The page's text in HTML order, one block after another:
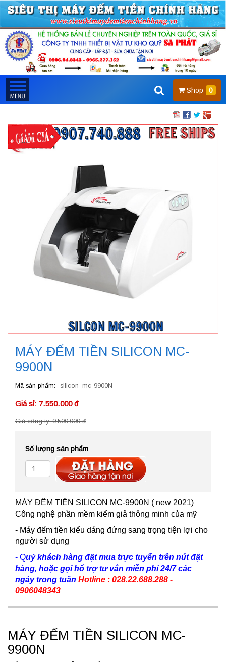
Shop 0
MÁY ĐẾM TIỀN SILICON MC-
9900N
Mã sản phẩm silicon_mc-9900N
Giá sỉ: 7.550.000 đ
Giá công ty: 9.500.000 đ
Số lượng sản phẩm
MÁY ĐẾM TIỀN SILICON MC-9900N ( new 2021)
Công nghệ phần mềm kiểm giả thông minh của mỹ
- Máy đếm tiền kiểu dáng đứng sang trọng tiện lợi cho
người sử dụng
- Quý khách hàng đặt mua trực tuyến trên nút đặt
hàng, hoặc gọi hổ trợ tư vắn miễn phí 24/7 các
ngáy trong tuần Hotline : 028.22.688.288 -
0906048343
MÁY ĐẾM TIỀN SILICON MC-
9900N